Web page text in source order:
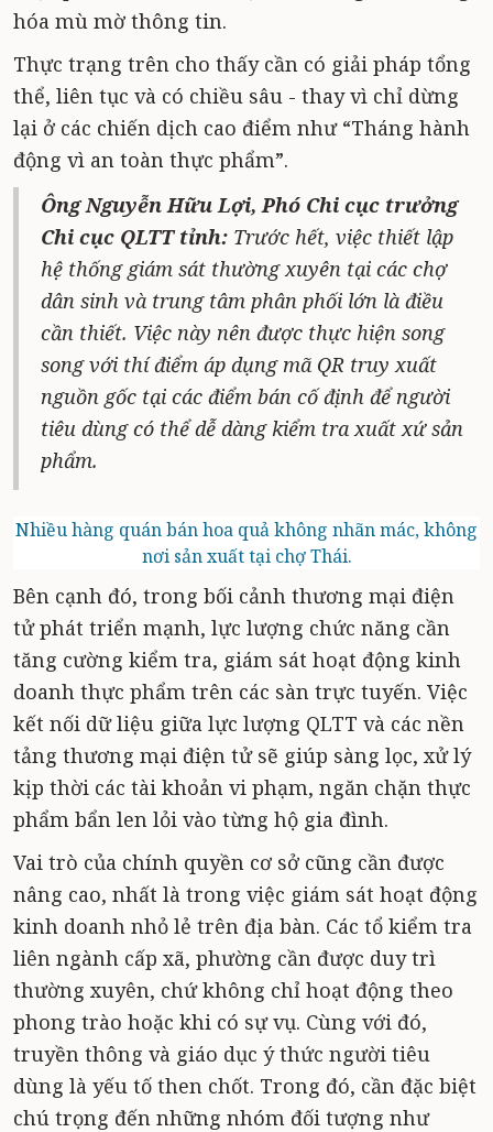
hóa mù mờ thông tin.
Thực trạng trên cho thấy cần có giải pháp tổng
thể, liên tục và có chiều sâu - thay vì chỉ dừng
lại ở các chiến dịch cao điểm như “Tháng hành
động vì an toàn thực phẩm”.
Ông Nguyễn Hữu Lợi, Phó Chi cục trưởng
Chi cục QLTT tỉnh: Trước hết, việc thiết lập
hệ thống giám sát thường xuyên tại các chợ
dân sinh và trung tâm phân phối lớn là điều
cần thiết. Việc này nên được thực hiện song
song với thí điểm áp dụng mã QR truy xuất
nguồn gốc tại các điểm bán cố định để người
tiêu dùng có thể dễ dàng kiểm tra xuất xứ sản
phẩm.
Nhiều hàng quán bán hoa quả không nhãn mác, không
nơi sản xuất tại chợ Thái.
Bên cạnh đó, trong bối cảnh thương mại điện
tử phát triển mạnh, lực lượng chức năng cần
tăng cường kiểm tra, giám sát hoạt động kinh
doanh thực phẩm trên các sàn trực tuyến. Việc
kết nối dữ liệu giữa lực lượng QLTT và các nền
tảng thương mại điện tử sẽ giúp sàng lọc, xử lý
kịp thời các tài khoản vi phạm, ngăn chặn thực
phẩm bẩn len lỏi vào từng hộ gia đình.
Vai trò của chính quyền cơ sở cũng cần được
nâng cao, nhất là trong việc giám sát hoạt động
kinh doanh nhỏ lẻ trên địa bàn. Các tổ kiểm tra
liên ngành cấp xã, phường cần được duy trì
thường xuyên, chứ không chỉ hoạt động theo
phong trào hoặc khi có sự vụ. Cùng với đó,
truyền thông và giáo dục ý thức người tiêu
dùng là yếu tố then chốt. Trong đó, cần đặc biệt
chú trọng đến những nhóm đối tượng như